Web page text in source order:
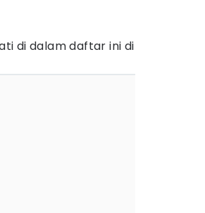
di dalam daftar ini di